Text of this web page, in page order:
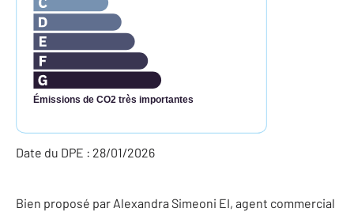
Émissions de CO2 très importantes
Date du DPE : 28/01/2026
Bien proposé par Alexandra Simeoni EI, agent commercial